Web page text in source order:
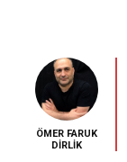
ÖMER FARUK
DİRLİK